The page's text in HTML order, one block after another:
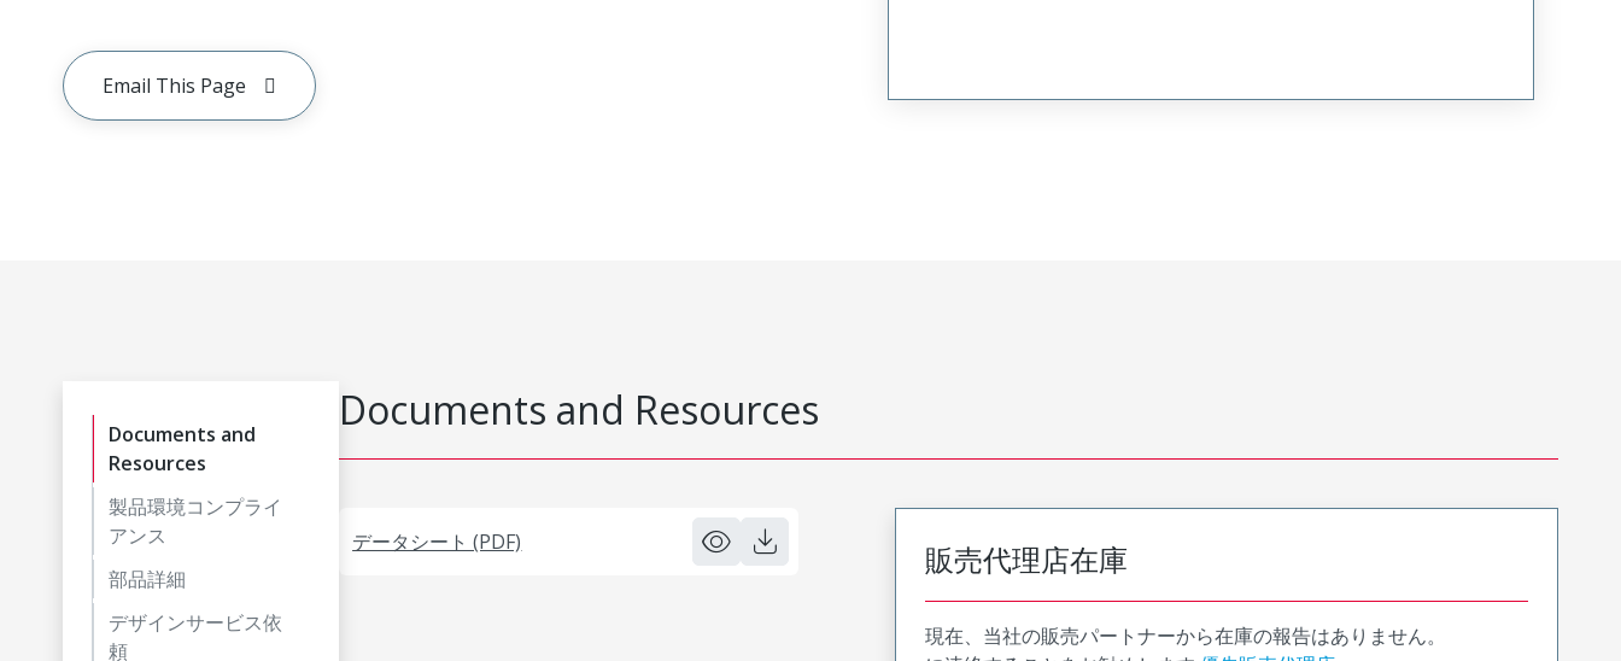
Email This Page
Documents and
Resources
製品環境コンプライ
アンス
部品詳細
デザインサービス依
頼
Documents and Resources
データシート (PDF) 販売代理店在庫
現在、当社の販売パートナーから在庫の報告はありません。